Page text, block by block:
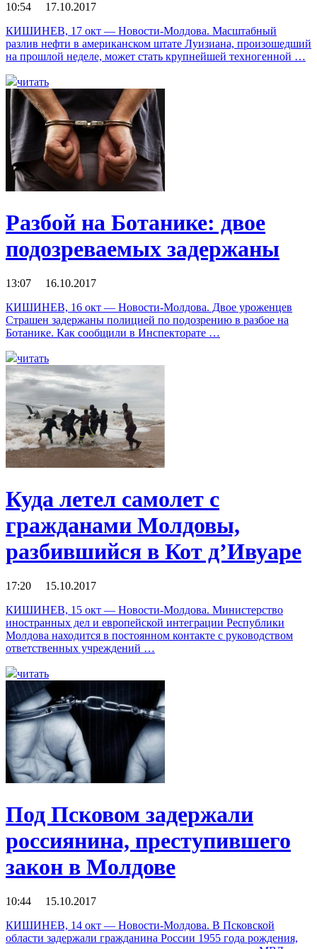
10:54 17.10.2017
КИШИНЕВ, 17 окт — Новости-Молдова. Масштабный
разлив нефти в американском штате Луизиана, произошедший
на прошлой неделе, может стать крупнейшей техногенной …
читать
Разбой на Ботанике: двое
подозреваемых задержаны
13:07 16.10.2017
КИШИНЕВ, 16 окт — Новости-Молдова. Двое уроженцев
Страшен задержаны полицией по подозрению в разбое на
Ботанике. Как сообщили в Инспекторате …
читать
Куда летел самолет с
гражданами Молдовы,
разбившийся в Кот д’Ивуаре
17:20 15.10.2017
КИШИНЕВ, 15 окт — Новости-Молдова. Министерство
иностранных дел и европейской интеграции Республики
Молдова находится в постоянном контакте с руководством
ответственных учреждений …
читать
Под Псковом задержали
россиянина, преступившего
закон в Молдове
10:44 15.10.2017
КИШИНЕВ, 14 окт — Новости-Молдова. В Псковской
области задержали гражданина России 1955 года рождения,